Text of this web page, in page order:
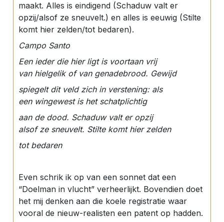
maakt. Alles is eindigend (Schaduw valt er
opzij/alsof ze sneuvelt.) en alles is eeuwig (Stilte
komt hier zelden/tot bedaren).
Campo Santo
Een ieder die hier ligt is voortaan vrij
van hielgelik of van genadebrood. Gewijd
spiegelt dit veld zich in verstening: als
een wingewest is het schatplichtig
aan de dood. Schaduw valt er opzij
alsof ze sneuvelt. Stilte komt hier zelden
tot bedaren
Even schrik ik op van een sonnet dat een
“Doelman in vlucht” verheerlijkt. Bovendien doet
het mij denken aan die koele registratie waar
vooral de nieuw-realisten een patent op hadden.